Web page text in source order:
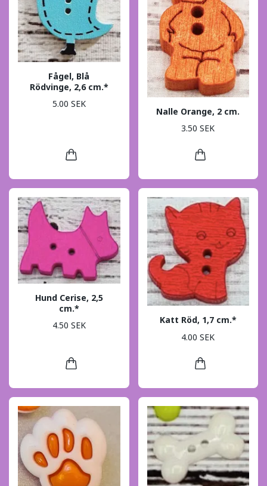
Fågel, Blå
Rödvinge, 2,6 cm.*
5.00 SEK
Nalle Orange, 2 cm.
3.50 SEK
Hund Cerise, 2,5
cm.*
4.50 SEK
Katt Röd, 1,7 cm.*
4.00 SEK